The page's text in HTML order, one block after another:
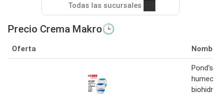
Todas las sucursales
Precio Crema Makro🕒
Oferta Nombre
Pond's
humect